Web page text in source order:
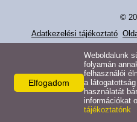
EFOP-1.5.2-16-2017-
©
Adatkezelési tájékoztató
Elfogadom
Weboldalunk
folyamán
felhasználói
a
használatát
információkat
tájékoztatónk